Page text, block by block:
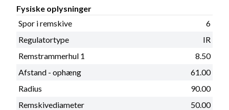
Fysiske oplysninger
Spor i remskive
6
Regulatortype
IR
Remstrammerhul 1
8.50
Afstand - ophæng
61.00
Radius
90.00
Remskivediameter
50.00